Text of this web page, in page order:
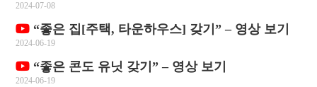
2024-07-08
“좋은 집[주택, 타운하우스] 갖기” – 영상 보기
2024-06-19
“좋은 콘도 유닛 갖기” – 영상 보기
2024-06-19